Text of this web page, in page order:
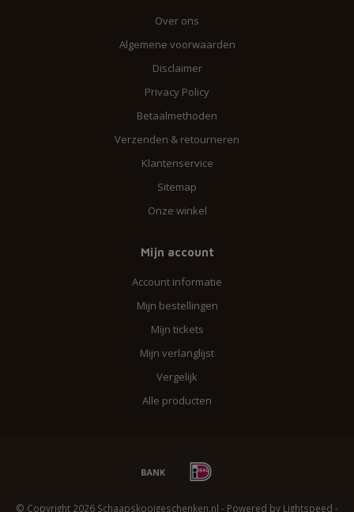
Over ons
Algemene voorwaarden
Disclaimer
Privacy Policy
Betaalmethoden
Verzenden & retourneren
Klantenservice
Sitemap
Onze winkel
Mijn account
Account informatie
Mijn bestellingen
Mijn tickets
Mijn verlanglijst
Vergelijk
Alle producten
© Copyright 2026 Schaapskooigeschenken.nl - Powered by Lightspeed -